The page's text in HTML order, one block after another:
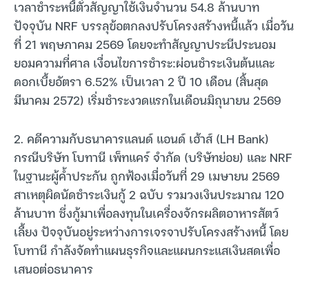
เวลาชำระหนี้ตั๋วสัญญาใช้เงินจำนวน 54.8 ล้านบาท
ปัจจุบัน NRF บรรลุข้อตกลงปรับโครงสร้างหนี้แล้ว เมื่อวัน
ที่ 21 พฤษภาคม 2569 โดยจะทำสัญญาประนีประนอม
ยอมความที่ศาล เงื่อนไขการชำระ:ผ่อนชำระเงินต้นและ
ดอกเบี้ยอัตรา 6.52% เป็นเวลา 2 ปี 10 เดือน (สิ้นสุด
มีนาคม 2572) เริ่มชำระงวดแรกในเดือนมิถุนายน 2569
2. คดีความกับธนาคารแลนด์ แอนด์ เฮ้าส์ (LH Bank)
กรณีบริษัท โบทานี เพ็ทแคร์ จำกัด (บริษัทย่อย) และ NRF
ในฐานะผู้ค้ำประกัน ถูกฟ้องเมื่อวันที่ 29 เมษายน 2569
สาเหตุผิดนัดชำระเงินกู้ 2 ฉบับ รวมวงเงินประมาณ 120
ล้านบาท ซึ่งกู้มาเพื่อลงทุนในเครื่องจักรผลิตอาหารสัตว์
เลี้ยง ปัจจุบันอยู่ระหว่างการเจรจาปรับโครงสร้างหนี้ โดย
โบทานี กำลังจัดทำแผนธุรกิจและแผนกระแสเงินสดเพื่อ
เสนอต่อธนาคาร